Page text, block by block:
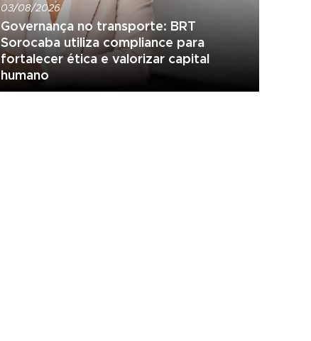
03/08/2026
Governança no transporte: BRT
Sorocaba utiliza compliance para
fortalecer ética e valorizar capital
humano